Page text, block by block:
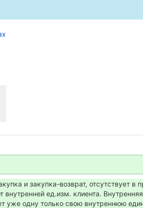
и закупка-возврат, отсутствует
внутренней ед.изм. клиента.
уже одну только свою внутреннюю